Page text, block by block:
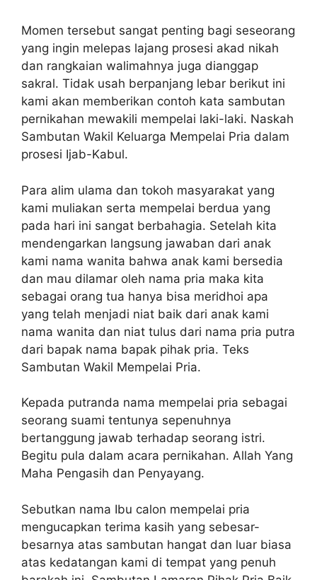
Momen tersebut sangat penting bagi seseorang
yang ingin melepas lajang prosesi akad nikah
dan rangkaian walimahnya juga dianggap
sakral. Tidak usah berpanjang lebar berikut ini
kami akan memberikan contoh kata sambutan
pernikahan mewakili mempelai laki-laki. Naskah
Sambutan Wakil Keluarga Mempelai Pria dalam
prosesi Ijab-Kabul.
Para alim ulama dan tokoh masyarakat yang
kami muliakan serta mempelai berdua yang
pada hari ini sangat berbahagia. Setelah kita
mendengarkan langsung jawaban dari anak
kami nama wanita bahwa anak kami bersedia
dan mau dilamar oleh nama pria maka kita
sebagai orang tua hanya bisa meridhoi apa
yang telah menjadi niat baik dari anak kami
nama wanita dan niat tulus dari nama pria putra
dari bapak nama bapak pihak pria. Teks
Sambutan Wakil Mempelai Pria.
Kepada putranda nama mempelai pria sebagai
seorang suami tentunya sepenuhnya
bertanggung jawab terhadap seorang istri.
Begitu pula dalam acara pernikahan. Allah Yang
Maha Pengasih dan Penyayang.
Sebutkan nama Ibu calon mempelai pria
mengucapkan terima kasih yang sebesar-
besarnya atas sambutan hangat dan luar biasa
atas kedatangan kami di tempat yang penuh